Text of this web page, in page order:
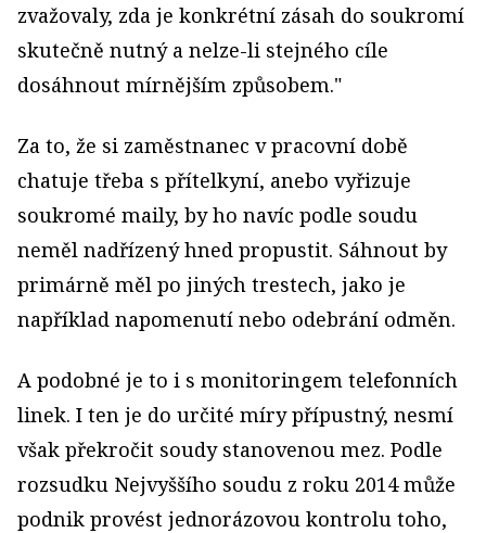
zvažovaly, zda je konkrétní zásah do soukromí
skutečně nutný a nelze-li stejného cíle
dosáhnout mírnějším způsobem."
Za to, že si zaměstnanec v pracovní době
chatuje třeba s přítelkyní, anebo vyřizuje
soukromé maily, by ho navíc podle soudu
neměl nadřízený hned propustit. Sáhnout by
primárně měl po jiných trestech, jako je
například napomenutí nebo odebrání odměn.
A podobné je to i s monitoringem telefonních
linek. I ten je do určité míry přípustný, nesmí
však překročit soudy stanovenou mez. Podle
rozsudku Nejvyššího soudu z roku 2014 může
podnik provést jednorázovou kontrolu toho,